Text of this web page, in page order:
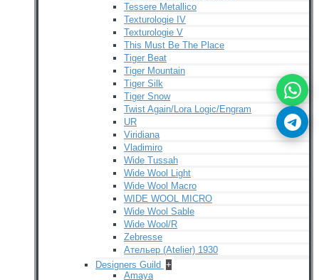
Tessere Metallico
Texturologie IV
Texturologie V
This Must Be The Place
Tiger Beat
Tiger Mountain
Tiger Silk
Tiger Snow
Twist Again/Lora Logic/Engram
UR
Viridiana
Vladimiro
Wide Tussah
Wide Wool Light
Wide Wool Macro
WIDE WOOL MICRO
Wide Wool Sable
Wide Wool/R
Zebresse
Ательер (Atelier) 1930
Designers Guild +
Amaya